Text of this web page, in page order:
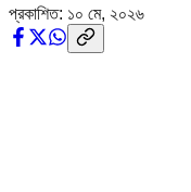
প্রকাশিত: ১০ মে, ২০২৬